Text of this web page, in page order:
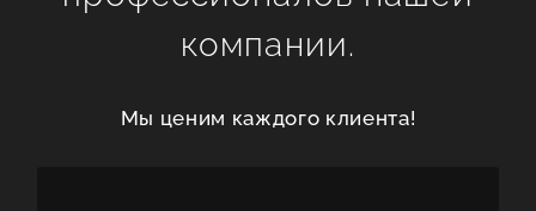
компании.
Мы ценим каждого клиента!